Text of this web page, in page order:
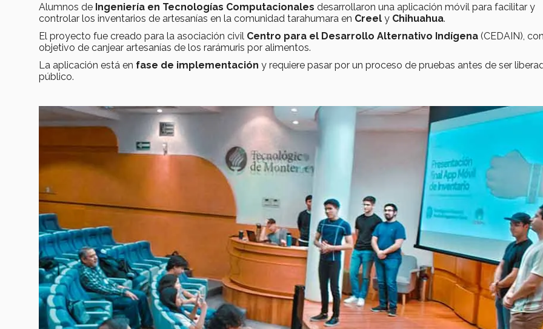
Alumnos de Ingeniería en Tecnologías Computacionales desarrollaron una aplicación móvil para facilitar y
controlar los inventarios de artesanías en la comunidad tarahumara en Creel y Chihuahua.
El proyecto fue creado para la asociación civil Centro para el Desarrollo Alternativo Indígena (CEDAIN),
objetivo de canjear artesanías de los rarámuris por alimentos.
La aplicación está en fase de implementación y requiere pasar por un proceso de pruebas antes de ser
público.